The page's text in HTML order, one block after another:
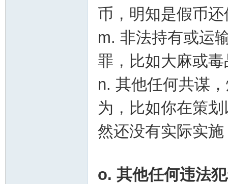
币，明知是假币
m. 非法持有或运
罪，比如大麻或毒
n. 其他任何共谋
为，比如你在策
然还没有实际实
o. 其他任何违法